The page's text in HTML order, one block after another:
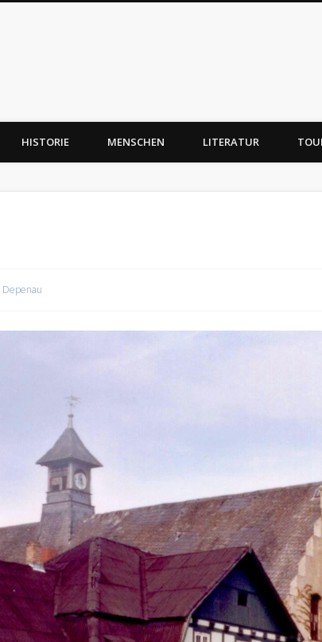
HISTORIE MENSCHEN LITERATUR
Depenau